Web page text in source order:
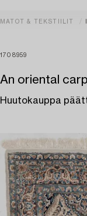
MATOT & TEKSTIILIT
1708959
An oriental
Huutokauppa